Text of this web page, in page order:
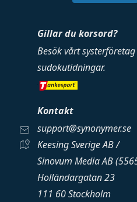
Gillar du korsord?
Besök vårt systerföretag
sudokutidningar.
Kontakt
support@synonymer.se
Keesing Sverige AB /
Sinovum Media AB
Holländargatan 23
111 60 Stockholm